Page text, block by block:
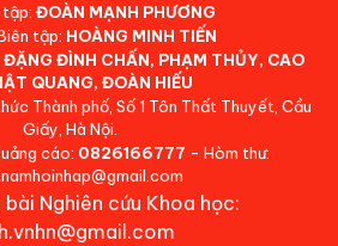
tập: ĐOÀN MẠNH PHƯƠNG
tập: HOÀNG MINH TIẾN
ĐẶNG ĐÌNH CHẤN, PHẠM THỦY, CAO
QUANG, ĐOÀN HIẾU
Thành phố, Số 1 Tôn Thất Thuyết, Cầu
Giấy, Hà Nội.
cáo: 0826166777 - Hòm thư:
bài Nghiên cứu Khoa học: